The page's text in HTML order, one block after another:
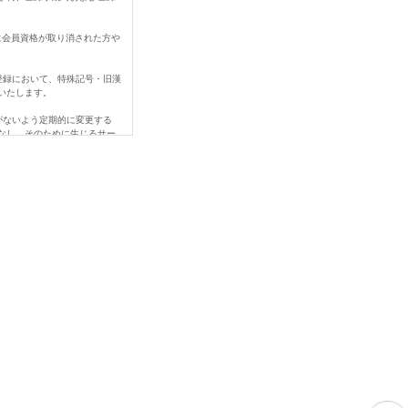
員資格が取り消された方や
において、特殊記号・旧漢
します。
いよう定期的に変更する
し、そのために生じるサー